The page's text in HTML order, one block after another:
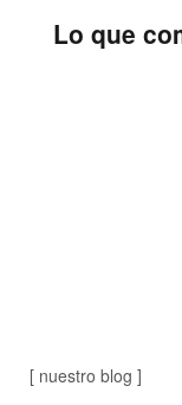
Lo que
[ nuestro blog ]